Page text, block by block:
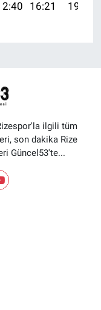
16:21 19:20
ilgili tüm
son dakika Rize
Güncel53'te...